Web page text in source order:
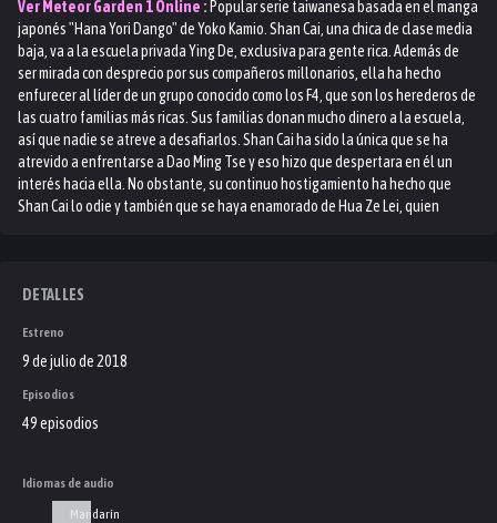
VerMeteor Garden 1Online : Popular serie taiwanesa basada en el manga
japonés "Hana Yori Dango" de Yoko Kamio. Shan Cai, una chica de clase media
baja, va a la escuela privada Ying De, exclusiva para gente rica. Además de
ser mirada con desprecio por sus compañeros millonarios, ella ha hecho
enfurecer al líder de un grupo conocido como los F4, que son los herederos de
las cuatro familias más ricas. Sus familias donan mucho dinero a la escuela,
así que nadie se atreve a desafiarlos. Shan Cai ha sido la única que se ha
atrevido a enfrentarse a Dao Ming Tse y eso hizo que despertara en él un
interés hacia ella. No obstante, su continuo hostigamiento ha hecho que
Shan Cai lo odie y también que se haya enamorado de Hua Ze Lei, quien
DETALLES
Estreno
9 de julio de 2018
Episodios
49 episodios
Idiomas de audio
Mandarín